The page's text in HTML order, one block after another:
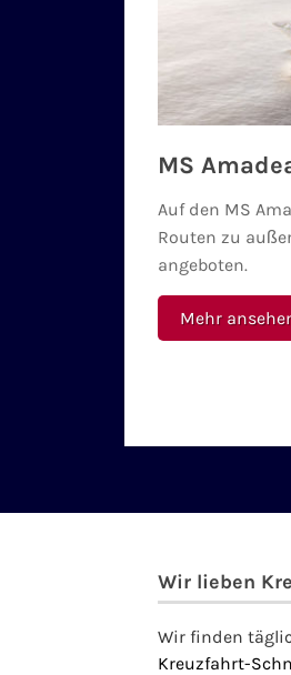
MS
Auf den MS
Routen zu
angeboten.
Mehr
Wir lieben
Wir finden
Kreuzfahrt-